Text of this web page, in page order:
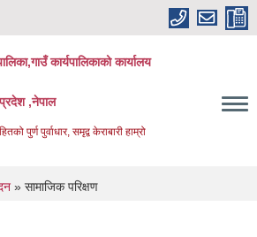
कार्यपालिकाको कार्यालय
,नेपाल
पुर्ण पुर्वाधार, समृद्व केराबारी हाम्रो
» सामाजिक परिक्षण